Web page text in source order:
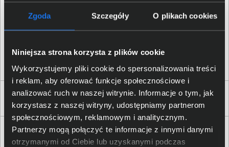
Zgoda Szczegóły O plikach cookies
Niniejsza strona korzysta z plików cookie
Wykorzystujemy pliki cookie do spersonalizowania treści
i reklam, aby oferować funkcje społecznościowe i
analizować ruch w naszej witrynie. Informacje o tym, jak
korzystasz z naszej witryny, udostępniamy partnerom
społecznościowym, reklamowym i analitycznym.
Partnerzy mogą połączyć te informacje z innymi danymi
otrzymanymi od Ciebie lub uzyskanymi podczas
Brother International
(Nederland) B.V.; Zanderij 25,
support@brother.com
Produkty podobne